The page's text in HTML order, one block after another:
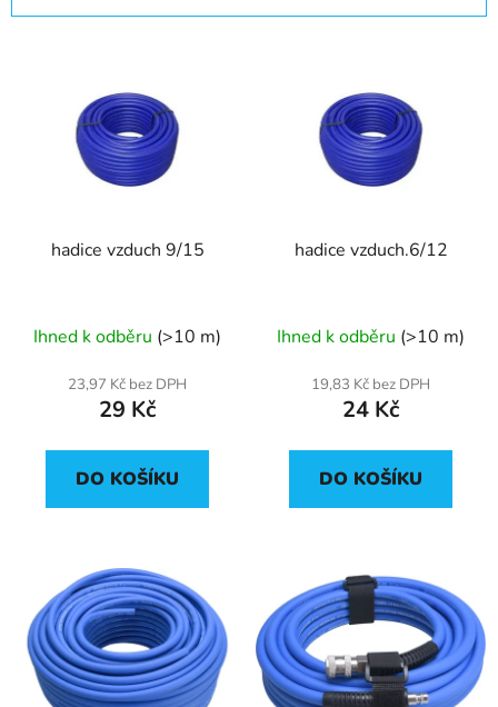
hadice vzduch 9/15
Ihned k odběru (>10 m)
23,97 Kč bez DPH
29 Kč
DO KOŠÍKU
hadice vzduch.6/12
Ihned k odběru (>10 m)
19,83 Kč bez DPH
24 Kč
DO KOŠÍKU